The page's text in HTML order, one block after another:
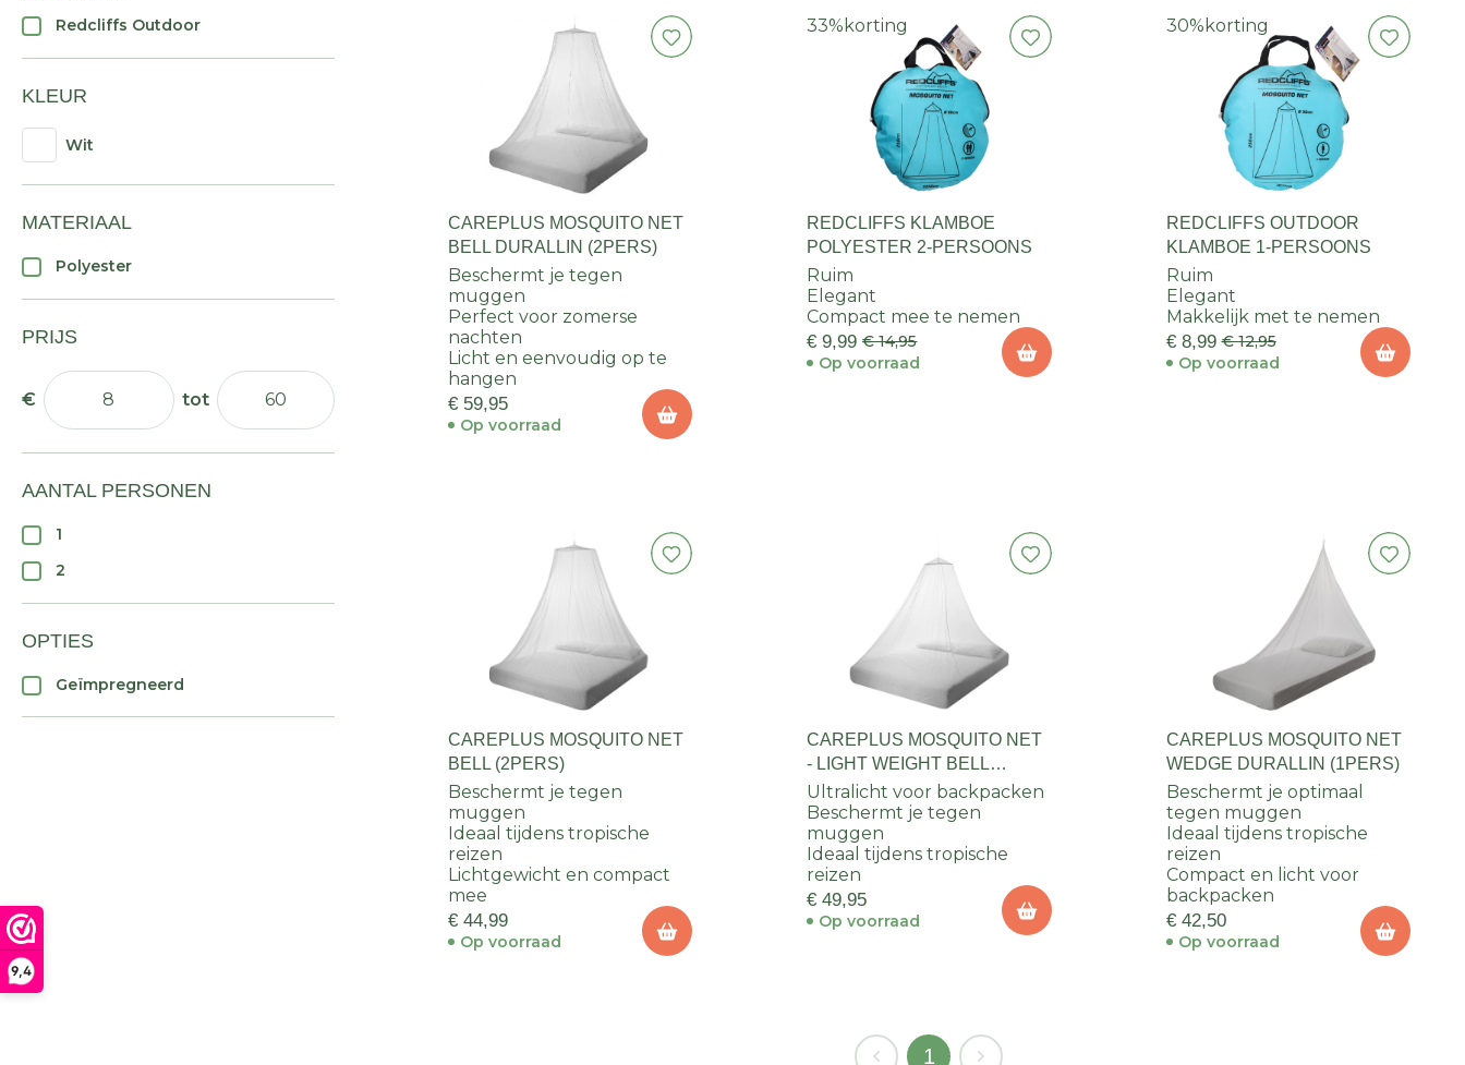
9,4
Redcliffs Outdoor
KLEUR
Wit
MATERIAAL
Polyester
PRIJS
AANTAL PERSONEN
1
2
OPTIES
Geïmpregneerd
CAREPLUS MOSQUITO NET
BELL DURALLIN (2PERS)
Beschermt je tegen
muggen
Perfect voor zomerse
nachten
Licht en eenvoudig op te
hangen
€ 59,95
Op voorraad
33% korting
REDCLIFFS KLAMBOE
POLYESTER 2-PERSOONS
Ruim
Elegant
Compact mee te nemen
€ 9,99 € 14,95
Op voorraad
30% korting
REDCLIFFS OUTDOOR
KLAMBOE 1-PERSOONS
Ruim
Elegant
Makkelijk met te nemen
€ 8,99 € 12,95
Op voorraad
CAREPLUS MOSQUITO NET
BELL (2PERS)
Beschermt je tegen
muggen
Ideaal tijdens tropische
reizen
Lichtgewicht en compact
mee
€ 44,99
Op voorraad
CAREPLUS MOSQUITO NET
- LIGHT WEIGHT BELL
DURALLIN (1-2 PERS)
Ultralicht voor backpacken
Beschermt je tegen
muggen
Ideaal tijdens tropische
reizen
€ 49,95
Op voorraad
CAREPLUS MOSQUITO NET
WEDGE DURALLIN (1PERS)
Beschermt je optimaal
tegen muggen
Ideaal tijdens tropische
reizen
Compact en licht voor
backpacken
€ 42,50
Op voorraad
1